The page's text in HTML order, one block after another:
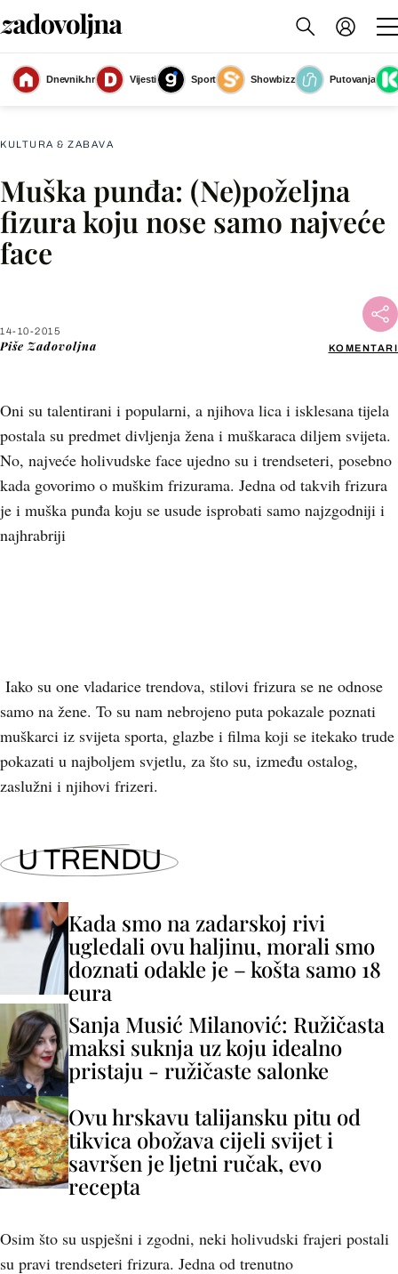
Dnevnik.hr Vijesti Sport Showbizz
Putovanja
Slika nije dostupna
KULTURA & ZABAVA
Muška punđa: (Ne)poželjna
fizura koju nose samo najveće
face
14-10-2015
Piše Zadovoljna KOMENTARI
Oni su talentirani i popularni, a njihova lica i isklesana tijela
postala su predmet divljenja žena i muškaraca diljem svijeta.
No, najveće holivudske face ujedno su i trendseteri, posebno
kada govorimo o muškim frizurama. Jedna od takvih frizura
je i muška punđa koju se usude isprobati samo najzgodniji i
najhrabriji
Facebook
Iako su one vladarice trendova, stilovi frizura se ne odnose
samo na žene. To su nam nebrojeno puta pokazale poznati
muškarci iz svijeta sporta, glazbe i filma koji se itekako trude
pokazati u najboljem svjetlu, za što su, između ostalog,
zaslužni i njihovi frizeri.
U TRENDU
Kada smo na zadarskoj rivi
ugledali ovu haljinu, morali smo
doznati odakle je – košta samo 18
eura
Sanja Musić Milanović: Ružičasta
maksi suknja uz koju idealno
pristaju - ružičaste salonke
Ovu hrskavu talijansku pitu od
tikvica obožava cijeli svijet i
savršen je ljetni ručak, evo
recepta
Osim što su uspješni i zgodni, neki holivudski frajeri postali
su pravi trendseteri frizura. Jedna od trenutno